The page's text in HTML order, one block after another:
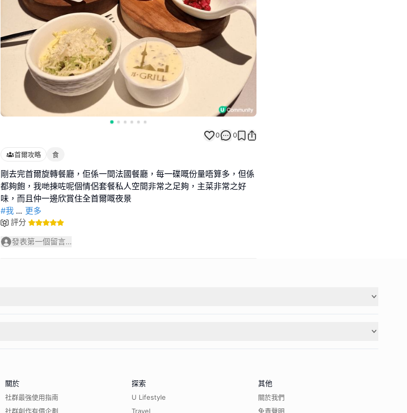
0 0
首爾攻略 食
剛去完首爾旋轉餐廳，佢係一間法國餐廳，每一碟嘅份量唔算多，但係
都夠飽，我哋揀咗呢個情侶套餐私人空間非常之足夠，主菜非常之好
#我 ... 更多
評分
發表第一個留言...
關於
社群最強使用指南
社群創作有價企劃
探索
U Lifestyle
Travel
其他
關於我們
免責聲明